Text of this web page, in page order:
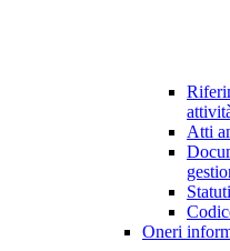
Atti
Oneri